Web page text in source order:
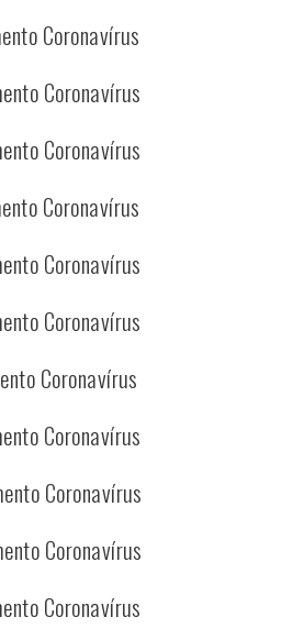
Coronavírus
Coronavírus
Coronavírus
Coronavírus
Coronavírus
Coronavírus
Coronavírus
Coronavírus
Coronavírus
Coronavírus
Coronavírus